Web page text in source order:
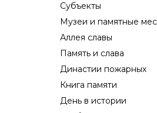
Субъекты
Музеи и памятные
Аллея славы
Память и слава
Династии пожарных
Книга памяти
День в истории